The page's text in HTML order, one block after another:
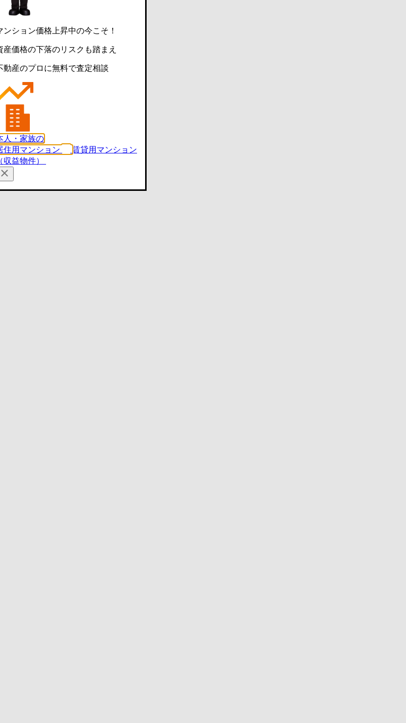
ンション価格上昇中の今こそ！
産価格の下落のリスクも踏まえ
動産のプロに無料で査定相談
人・家族の
住用マンション
賃貸用マンション
（収益物件）